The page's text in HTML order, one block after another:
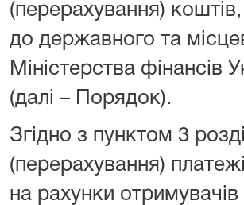
(перерахування)
до державного та
Міністерства фінансів
(далі – Порядок).
Згідно з пунктом 3
(перерахування)
на рахунки